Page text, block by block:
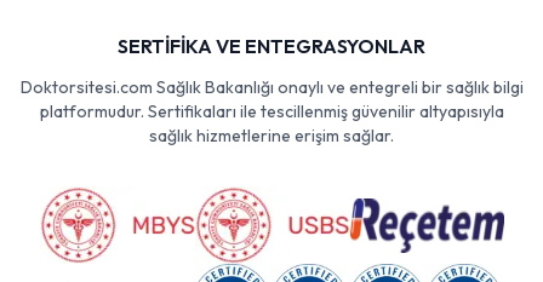
SERTİFİKA VE ENTEGRASYONLAR
Doktorsitesi.com Sağlık Bakanlığı onaylı ve entegreli bir sağlık bilgi
platformudur. Sertifikaları ile tescillenmiş güvenilir altyapısıyla
sağlık hizmetlerine erişim sağlar.